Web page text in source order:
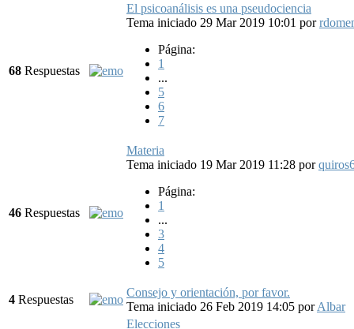
68 Respuestas
El psicoanálisis es una pseudociencia
Tema iniciado 29 Mar 2019 10:01 por
Página:
1
...
5
6
7
46 Respuestas
Materia
Tema iniciado 19 Mar 2019 11:28 por
Página:
1
...
3
4
5
4 Respuestas
Consejo y orientación, por favor.
Tema iniciado 26 Feb 2019 14:05 porAlbar
Elecciones